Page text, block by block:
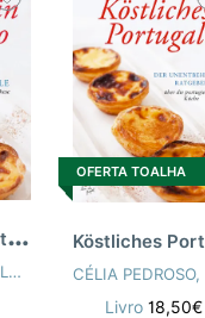
A
Tavola in Portogallo (Eat Portugal - Italiano)
LUCY PEPPER
OFERTA TOALHA
CÉLIA PEDROSO,
Livro 18,50€